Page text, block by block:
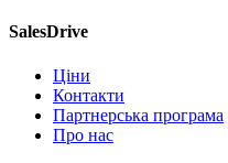
SalesDrive
Ціни
Контакти
Партнерська програма
Про нас